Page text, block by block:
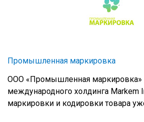
Промышленная маркировка
ООО «Промышленная маркировка»
международного холдинга Markem
маркировки и кодировки товара